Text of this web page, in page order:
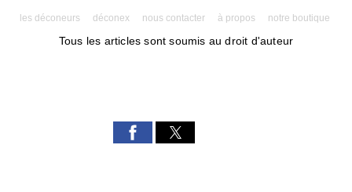
les déconeurs déconex nous contacter à propos notre boutique
Tous les articles sont soumis au droit d'auteur